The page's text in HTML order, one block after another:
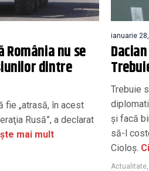
România nu se
dintre
fie „atrasă, în acest
Rusă”, a declarat
mai mult
ianuarie
Trebuie
și facă
să-l
Cioloș.
Actualitate